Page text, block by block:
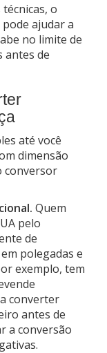
o
ajudar a
no limite de
antes de
até você
dimensão
conversor
Quem
pelo
de
polegadas e
exemplo, tem
converter
antes de
a conversão